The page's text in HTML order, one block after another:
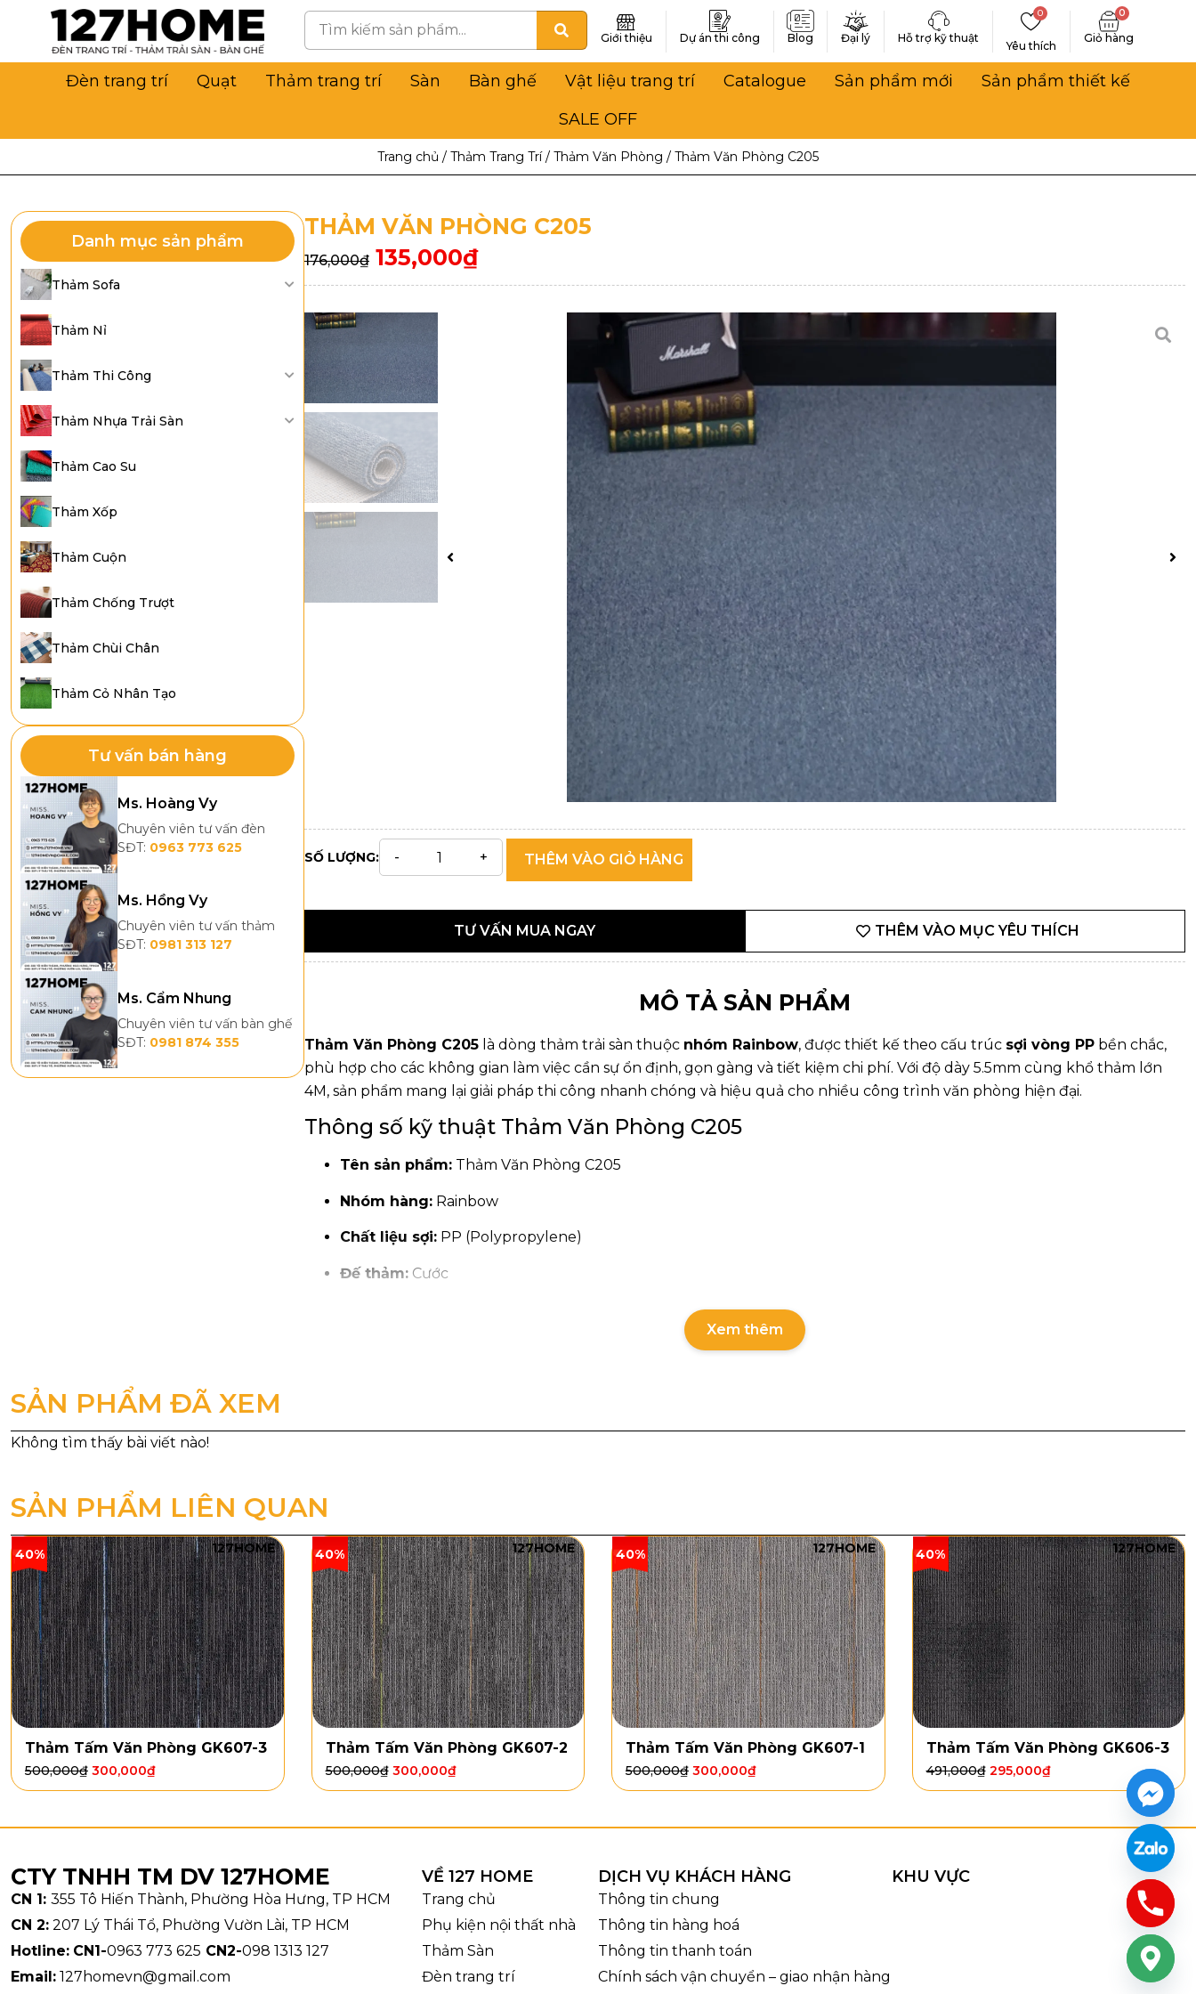
Giới thiệu Dự án thi công Blog Đại lý Hỗ trợ kỹ thuật
Yêu thích
0 0
Đèn trang trí Quạt Thảm trang trí Sàn Bàn ghế Vật liệu trang trí Catalogue Sản phẩm mới
Sản phẩm thiết kế
SALE OFF
Trang chủ / Thảm Trang Trí/ Thảm Văn Phòng / Thảm Văn Phòng C205
Danh mục sản phẩm
Thảm Sofa
Thảm Nỉ
Thảm Thi Công
Thảm Nhựa Trải Sàn
Thảm Cao Su
Thảm Xốp
Thảm Cuộn
Thảm Chống Trượt
Thảm Chùi Chân
Thảm Cỏ Nhân Tạo
Tư vấn bán hàng
Ms. Hoàng Vy
Chuyên viên tư vấn đèn
SĐT: 0963 773 625
Ms. Hồng Vy
Chuyên viên tư vấn thảm
SĐT: 0981 313 127
Ms. Cẩm Nhung
Chuyên viên tư vấn bàn ghế
SĐT: 0981 874 355
THẢM VĂN PHÒNG C205
176,000₫ 135,000₫
SỐ LƯỢNG: THÊM VÀO GIỎ HÀNG
TƯ VẤN MUA NGAY THÊM VÀO MỤC YÊU THÍCH
MÔ TẢ SẢN PHẨM
Thảm Văn Phòng C205 là dòng thảm trải sàn thuộc nhóm Rainbow, được thiết kế theo cấu trúc sợi vòng PP bền chắc,
phù hợp cho các không gian làm việc cần sự ổn định, gọn gàng và tiết kiệm chi phí. Với độ dày 5.5mm cùng khổ thảm lớn
4M, sản phẩm mang lại giải pháp thi công nhanh chóng và hiệu quả cho nhiều công trình văn phòng hiện đại.
Thông số kỹ thuật Thảm Văn Phòng C205
Tên sản phẩm: Thảm Văn Phòng C205
Nhóm hàng: Rainbow
Chất liệu sợi: PP (Polypropylene)
Đế thảm: Cước
Xem thêm
SẢN PHẨM ĐÃ XEM
SẢN PHẨM LIÊN QUAN
40% 127HOME
Thảm Tấm Văn Phòng GK607-3
500,000₫ 300,000₫
40% 127HOME
Thảm Tấm Văn Phòng GK607-2
500,000₫ 300,000₫
40% 127HOME
Thảm Tấm Văn Phòng GK607-1
500,000₫ 300,000₫
40% 127HOME
Thảm Tấm Văn Phòng GK606-3
491,000₫ 295,000₫
CTY TNHH TM DV 127HOME
CN 1: 355 Tô Hiến Thành, Phường Hòa Hưng, TP HCM
CN 2: 207 Lý Thái Tổ, Phường Vườn Lài, TP HCM
Hotline: CN1-0963 773 625 CN2-098 1313 127
Email: 127homevn@gmail.com
VỀ 127 HOME
Trang chủ
Phụ kiện nội thất nhà
Thảm Sàn
Đèn trang trí
DỊCH VỤ KHÁCH HÀNG
Thông tin chung
Thông tin hàng hoá
Thông tin thanh toán
Chính sách vận chuyển – giao nhận hàng
KHU VỰC